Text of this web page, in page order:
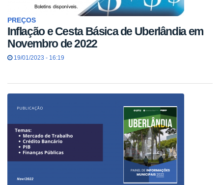
PREÇOS
Inflação e Cesta Básica de Uberlândia em
Novembro de 2022
19/01/2023 - 16:19